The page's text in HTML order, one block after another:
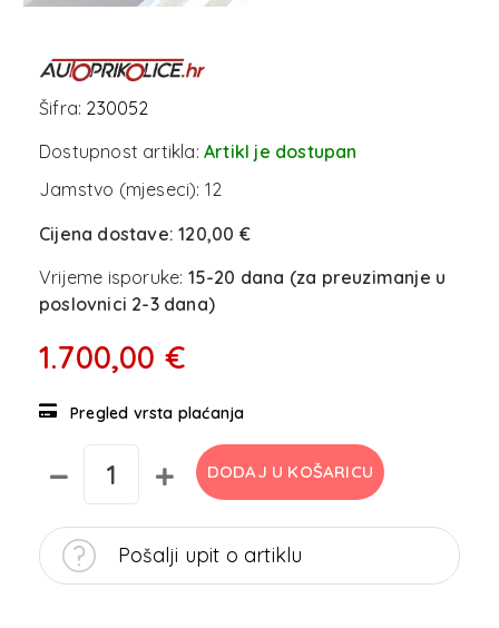
Šifra: 230052
Dostupnost artikla: Artikl je dostupan
Jamstvo (mjeseci): 12
Cijena dostave:120,00 €
Vrijeme isporuke: 15-20 dana (za preuzimanje u
poslovnici 2-3 dana)
1.700,00 €
Pregled vrsta plaćanja
DODAJ U KOŠARICU
Pošalji upit o artiklu